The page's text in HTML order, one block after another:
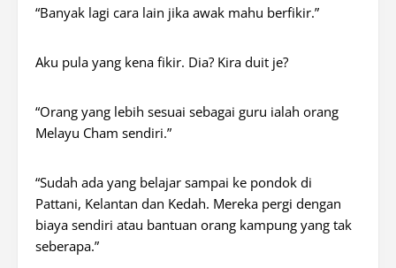
“Banyak lagi cara lain jika awak mahu berfikir.”
Aku pula yang kena fikir. Dia? Kira duit je?
“Orang yang lebih sesuai sebagai guru ialah orang
Melayu Cham sendiri.”
“Sudah ada yang belajar sampai ke pondok di
Pattani, Kelantan dan Kedah. Mereka pergi dengan
biaya sendiri atau bantuan orang kampung yang tak
seberapa.”